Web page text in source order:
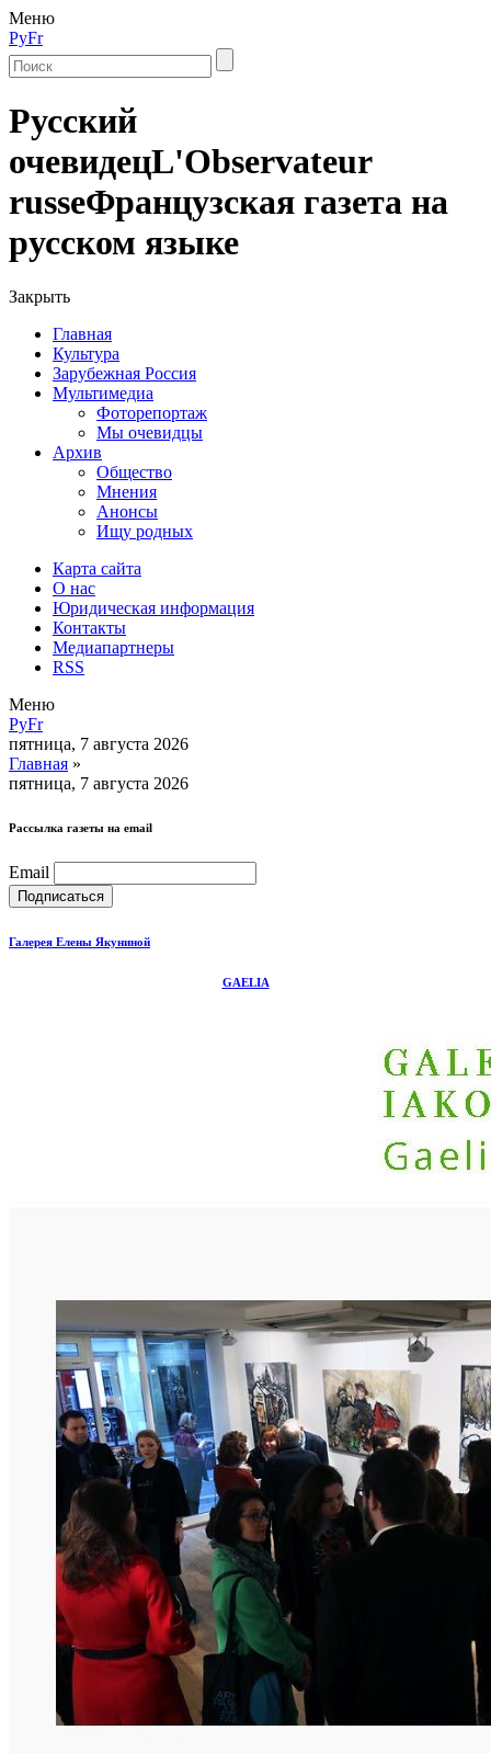
Меню
РуFr
Русский
очевидецL'Observateur
russeФранцузская газета на
русском языке
Закрыть
Главная
Культура
Зарубежная Россия
Мультимедиа
Фоторепортаж
Мы очевидцы
Архив
Общество
Мнения
Анонсы
Ищу родных
Карта сайта
О нас
Юридическая информация
Контакты
Медиапартнеры
RSS
Меню
РуFr
пятница, 7 августа 2026
Главная »
пятница, 7 августа 2026
Рассылка газеты на email
Email
Галерея Елены Якуниной
GAELIA